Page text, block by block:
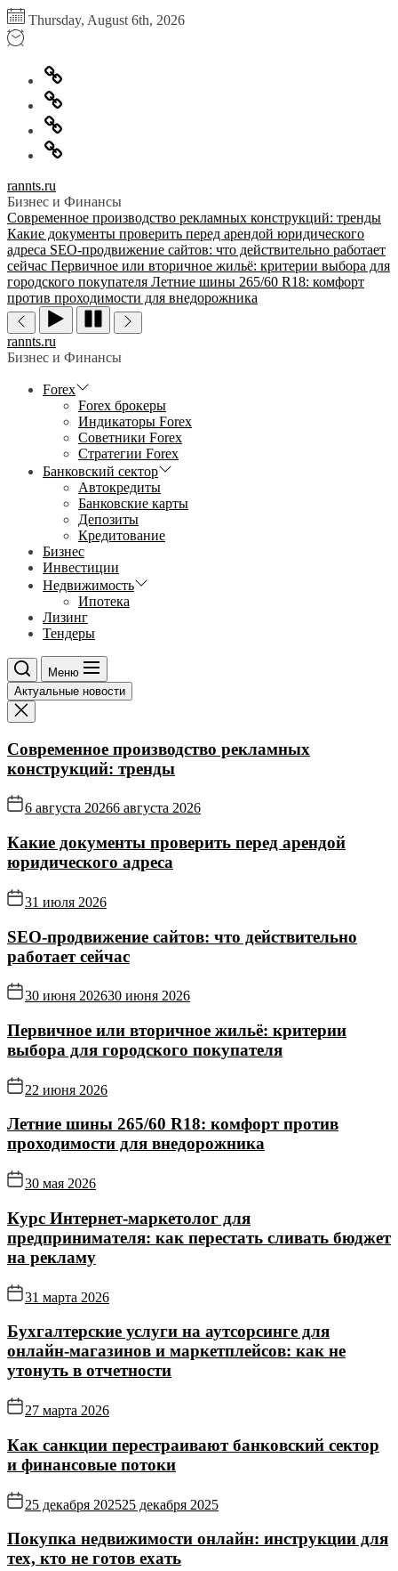
Перейти
к
содержимому
Thursday, August 6th, 2026
Главная
Информация
для
правообладателей
Обратная
связь
Политика
конфиденциальности
rannts.ru
Бизнес и Финансы
Современное производство рекламных конструкций: тренды
Какие документы проверить перед арендой юридического
адреса SEO-продвижение сайтов: что действительно работает
сейчас Первичное или вторичное жильё: критерии выбора для
городского покупателя Летние шины 265/60 R18: комфорт
против проходимости для внедорожника
rannts.ru
Бизнес и Финансы
Forex
Forex брокеры
Индикаторы Forex
Советники Forex
Стратегии Forex
Банковский сектор
Автокредиты
Банковские карты
Депозиты
Кредитование
Бизнес
Инвестиции
Недвижимость
Ипотека
Лизинг
Тендеры
Меню
Актуальные новости
Современное производство рекламных
конструкций: тренды
6 августа 20266 августа 2026
Какие документы проверить перед арендой
юридического адреса
31 июля 2026
SEO-продвижение сайтов: что действительно
работает сейчас
30 июня 202630 июня 2026
Первичное или вторичное жильё: критерии
выбора для городского покупателя
22 июня 2026
Летние шины 265/60 R18: комфорт против
проходимости для внедорожника
30 мая 2026
Курс Интернет‑маркетолог для
предпринимателя: как перестать сливать бюджет
на рекламу
31 марта 2026
Бухгалтерские услуги на аутсорсинге для
онлайн‑магазинов и маркетплейсов: как не
утонуть в отчетности
27 марта 2026
Как санкции перестраивают банковский сектор
и финансовые потоки
25 декабря 202525 декабря 2025
Покупка недвижимости онлайн: инструкции для
тех, кто не готов ехать